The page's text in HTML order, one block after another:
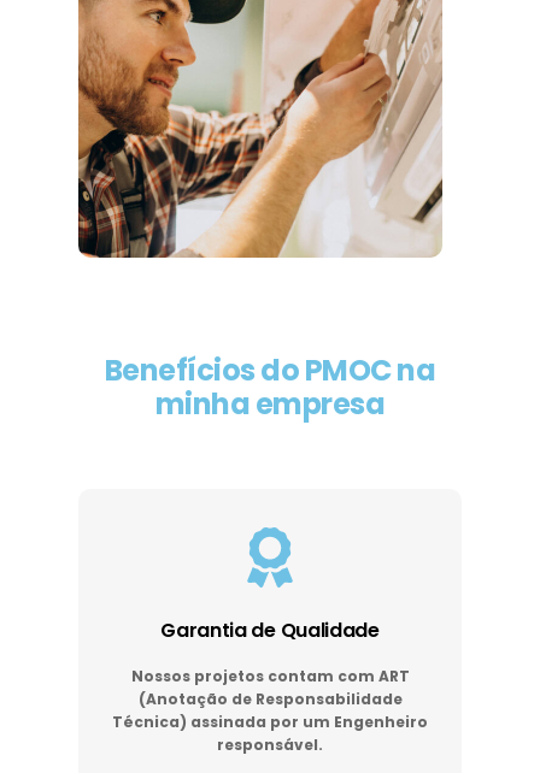
Benefícios do PMOC na
minha empresa
Garantia de Qualidade
Nossos projetos contam com ART
(Anotação de Responsabilidade
Técnica) assinada por um Engenheiro
responsável.